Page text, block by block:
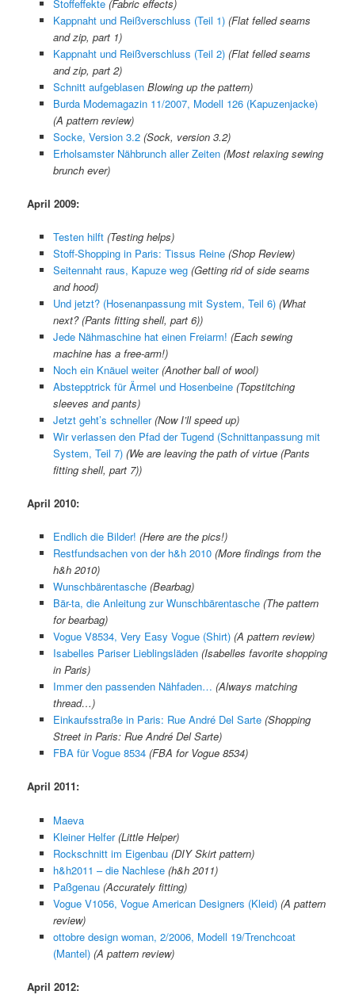
Stoffeffekte (Fabric effects)
Kappnaht und Reißverschluss (Teil 1) (Flat felled seams
and zip, part 1)
Kappnaht und Reißverschluss (Teil 2) (Flat felled seams
and zip, part 2)
Schnitt aufgeblasen Blowing up the pattern)
Burda Modemagazin 11/2007, Modell 126 (Kapuzenjacke)
(A pattern review)
Socke, Version 3.2 (Sock, version 3.2)
Erholsamster Nähbrunch aller Zeiten (Most relaxing sewing
brunch ever)
April 2009:
Testen hilft (Testing helps)
Stoff-Shopping in Paris: Tissus Reine (Shop Review)
Seitennaht raus, Kapuze weg (Getting rid of side seams
and hood)
Und jetzt? (Hosenanpassung mit System, Teil 6) (What
next? (Pants fitting shell, part 6))
Jede Nähmaschine hat einen Freiarm! (Each sewing
machine has a free-arm!)
Noch ein Knäuel weiter (Another ball of wool)
Abstepptrick für Ärmel und Hosenbeine (Topstitching
sleeves and pants)
Jetzt geht’s schneller (Now I’ll speed up)
Wir verlassen den Pfad der Tugend (Schnittanpassung mit
System, Teil 7) (We are leaving the path of virtue (Pants
fitting shell, part 7))
April 2010:
Endlich die Bilder! (Here are the pics!)
Restfundsachen von der h&h 2010 (More findings from the
h&h 2010)
Wunschbärentasche (Bearbag)
Bär-ta, die Anleitung zur Wunschbärentasche (The pattern
for bearbag)
Vogue V8534, Very Easy Vogue (Shirt) (A pattern review)
Isabelles Pariser Lieblingsläden (Isabelles favorite shopping
in Paris)
Immer den passenden Nähfaden… (Always matching
thread…)
Einkaufsstraße in Paris: Rue André Del Sarte(Shopping
Street in Paris: Rue André Del Sarte)
FBA für Vogue 8534 (FBA for Vogue 8534)
April 2011:
Maeva
Kleiner Helfer (Little Helper)
Rockschnitt im Eigenbau (DIY Skirt pattern)
h&h2011 – die Nachlese (h&h 2011)
Paßgenau (Accurately fitting)
Vogue V1056, Vogue American Designers (Kleid) (A pattern
review)
ottobre design woman, 2/2006, Modell 19/Trenchcoat
(Mantel)(A pattern review)
April 2012: